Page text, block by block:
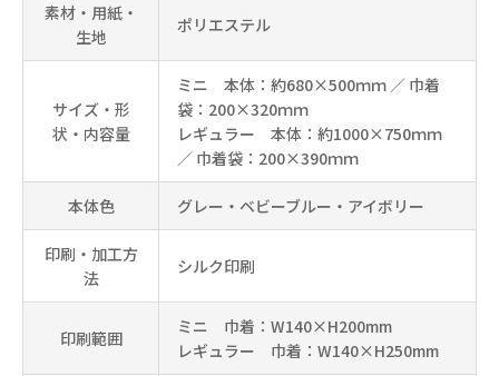
素材・用紙・
生地
ポリエステル
サイズ・形
状・内容量
ミニ 本体：約680×500ｍｍ ／ 巾着
袋：200×320ｍｍ
レギュラー 本体：約1000×750ｍｍ
／ 巾着袋：200×390ｍｍ
本体色 グレー・ベビーブルー・アイボリー
印刷・加工方
法
シルク印刷
印刷範囲
ミニ 巾着：W140×H200mm
レギュラー 巾着：W140×H250mm